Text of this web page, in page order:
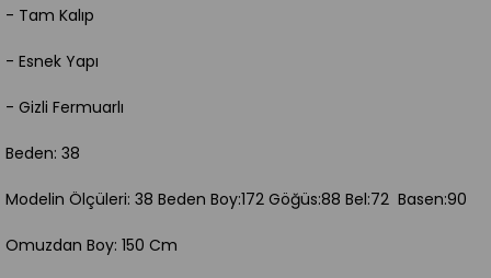
- Tam Kalıp
- Esnek Yapı
- Gizli Fermuarlı
Beden: 38
Modelin Ölçüleri: 38 Beden Boy:172 Göğüs:88 Bel:72 Basen:90
Omuzdan Boy: 150 Cm